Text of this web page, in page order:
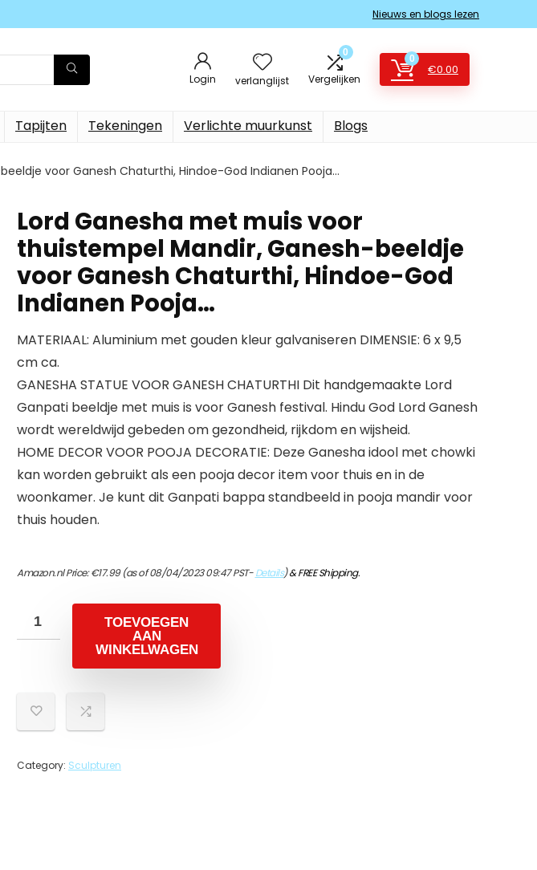
Nieuws en blogs lezen
Login verlanglijst
0
Vergelijken
0
€0.00
Tapijten Tekeningen Verlichte muurkunst Blogs
voor Ganesh Chaturthi, Hindoe-God Indianen Pooja…
Lord Ganesha met muis voor
thuistempel Mandir, Ganesh-beeldje
voor Ganesh Chaturthi, Hindoe-God
Indianen Pooja…
MATERIAAL: Aluminium met gouden kleur galvaniseren DIMENSIE: 6 x 9,5
cm ca.
GANESHA STATUE VOOR GANESH CHATURTHI Dit handgemaakte Lord
Ganpati beeldje met muis is voor Ganesh festival. Hindu God Lord Ganesh
wordt wereldwijd gebeden om gezondheid, rijkdom en wijsheid.
HOME DECOR VOOR POOJA DECORATIE: Deze Ganesha idool met chowki
kan worden gebruikt als een pooja decor item voor thuis en in de
woonkamer. Je kunt dit Ganpati bappa standbeeld in pooja mandir voor
thuis houden.
Amazon.nl Price:€17.99(as of 08/04/2023 09:47 PST-Details)&FREE Shipping.
TOEVOEGEN
AAN
WINKELWAGEN
Category: Sculpturen